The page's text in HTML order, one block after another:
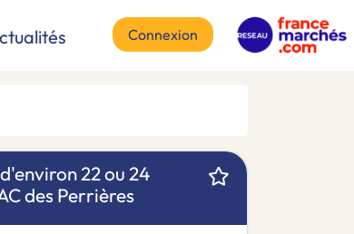
Connexion
22 ou 24
des Perrières